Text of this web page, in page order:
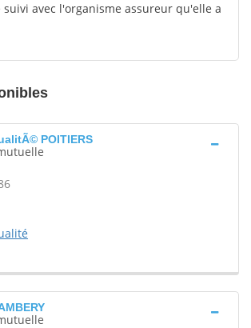
suivi avec l'organisme assureur qu'elle a
POITIERS